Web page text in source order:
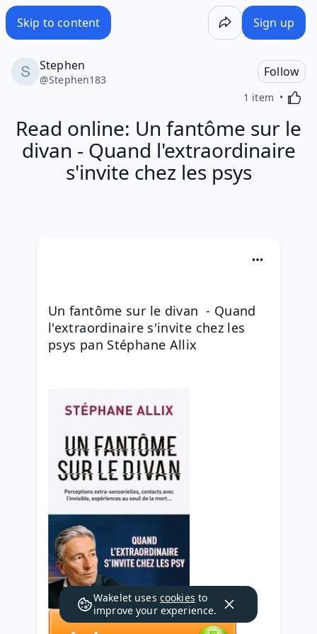
Skip to content Sign up
Stephen
@Stephen183
Follow
1 item
Read online: Un fantôme sur le
divan - Quand l'extraordinaire
s'invite chez les psys
Un fantôme sur le divan  - Quand
l'extraordinaire s'invite chez les
psys pan Stéphane Allix
Wakelet uses cookies to
improve your experience.